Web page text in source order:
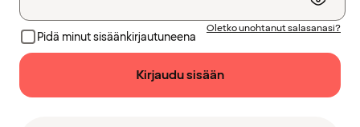
Pidä minut sisäänkirjautuneena
Oletko unohtanut salasanasi?
Kirjaudu sisään